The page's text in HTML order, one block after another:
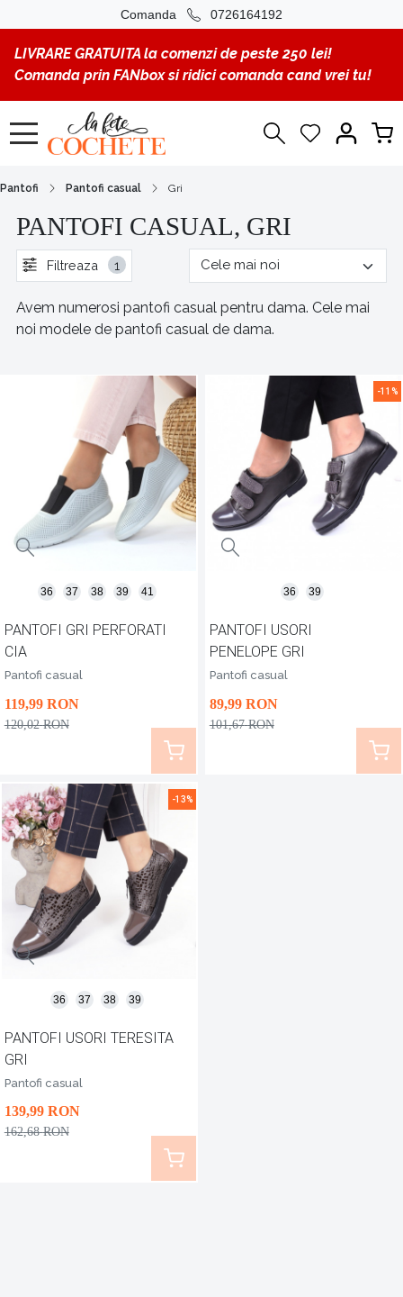
Comanda 0726164192
LIVRARE GRATUITA la comenzi de peste 250 lei!
Comanda prin FANbox si ridici comanda cand vrei tu!
Pantofi Pantofi casual Gri
PANTOFI CASUAL, GRI
Filtreaza 1
Avem numerosi pantofi casual pentru dama. Cele mai
noi modele de pantofi casual de dama.
PANTOFI GRI PERFORATI
CIA
Pantofi casual
119,99 RON
120,02 RON
36 37 38 39 41
-11%
PANTOFI USORI
PENELOPE GRI
Pantofi casual
89,99 RON
101,67 RON
36 39
-13%
PANTOFI USORI TERESITA
GRI
Pantofi casual
139,99 RON
162,68 RON
36 37 38 39